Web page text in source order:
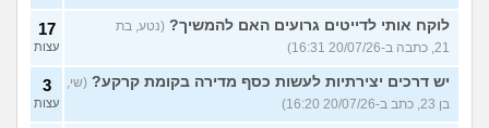
לוקח אותי לדייטים גרועים האם להמשיך? (נטע, בת
21, כתבה ב-20/07/26 16:31)
17
עצות
יש דרכים יצירתיות לעשות כסף מדירה בקומת קרקע? (שי,
בן 23, כתב ב-20/07/26 16:20)
3
עצות